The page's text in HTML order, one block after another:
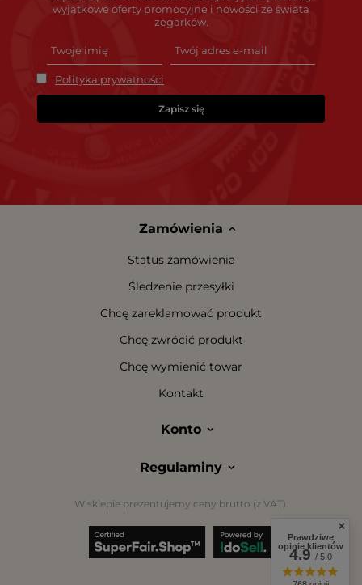
wyjątkowe oferty promocyjne i nowości ze świata
zegarków.
Polityka prywatności
Zapisz się
Zamówienia
Status zamówienia
Śledzenie przesyłki
Chcę zareklamować produkt
Chcę zwrócić produkt
Chcę wymienić towar
Kontakt
Konto
Regulaminy
W sklepie prezentujemy ceny brutto (z VAT).
Prawdziwe
opinie klientów
4.9/ 5.0